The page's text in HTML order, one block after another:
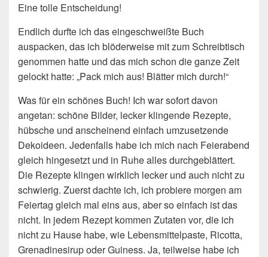
Eine tolle Entscheidung!
Endlich durfte ich das eingeschweißte Buch
auspacken, das ich blöderweise mit zum Schreibtisch
genommen hatte und das mich schon die ganze Zeit
gelockt hatte: „Pack mich aus! Blätter mich durch!“
Was für ein schönes Buch! Ich war sofort davon
angetan: schöne Bilder, lecker klingende Rezepte,
hübsche und anscheinend einfach umzusetzende
Dekoideen. Jedenfalls habe ich mich nach Feierabend
gleich hingesetzt und in Ruhe alles durchgeblättert.
Die Rezepte klingen wirklich lecker und auch nicht zu
schwierig. Zuerst dachte ich, ich probiere morgen am
Feiertag gleich mal eins aus, aber so einfach ist das
nicht. In jedem Rezept kommen Zutaten vor, die ich
nicht zu Hause habe, wie Lebensmittelpaste, Ricotta,
Grenadinesirup oder Guiness. Ja, teilweise habe ich